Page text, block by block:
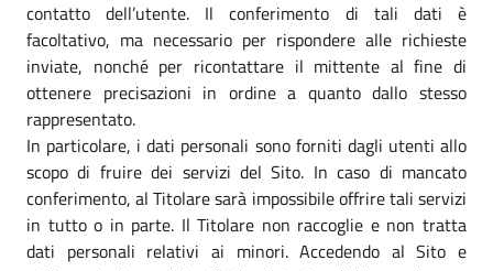
contatto dell’utente. Il conferimento di tali dati è
facoltativo, ma necessario per rispondere alle richieste
inviate, nonché per ricontattare il mittente al fine di
ottenere precisazioni in ordine a quanto dallo stesso
rappresentato.
In particolare, i dati personali sono forniti dagli utenti allo
scopo di fruire dei servizi del Sito. In caso di mancato
conferimento, al Titolare sarà impossibile offrire tali servizi
in tutto o in parte. Il Titolare non raccoglie e non tratta
dati personali relativi ai minori. Accedendo al Sito e